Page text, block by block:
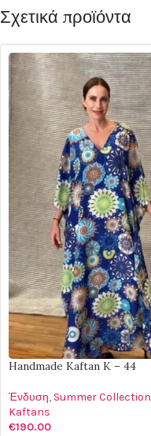
Σχετικά προϊόντα
Handmade Kaftan K – 44
Ένδυση, Summer Collection
Kaftans
€190.00